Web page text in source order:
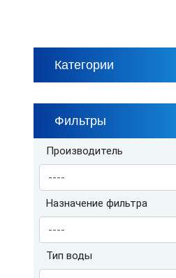
Категории
Фильтры
Производитель
Назначение фильтра
Тип воды